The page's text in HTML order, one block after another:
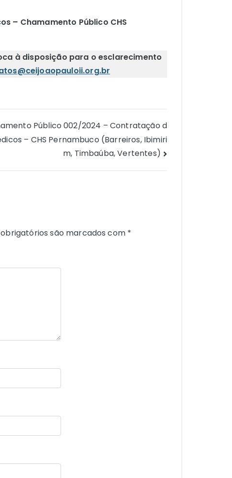
– Chamamento Público CHS
à disposição para o esclarecimento
Público 002/2024 – Contratação d
– CHS Pernambuco (Barreiros, Ibimiri
m, Timbaúba, Vertentes)
são marcados com *